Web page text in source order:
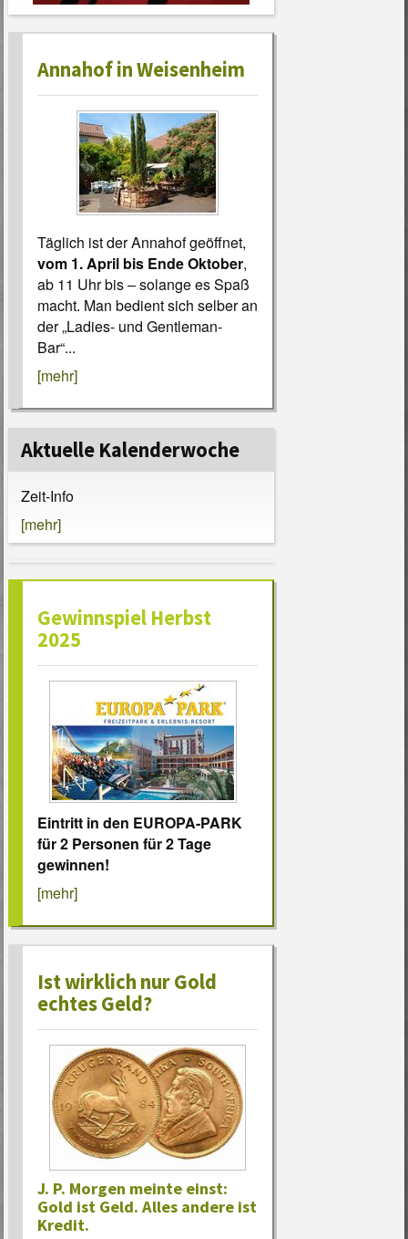
Annahof in Weisenheim
Täglich ist der Annahof geöffnet,
vom 1. April bis Ende Oktober,
ab 11 Uhr bis – solange es Spaß
macht. Man bedient sich selber an
der „Ladies- und Gentleman-
Bar“...
[mehr]
Aktuelle Kalenderwoche
Zeit-Info
[mehr]
Gewinnspiel Herbst
2025
Eintritt in den EUROPA-PARK
für 2 Personen für 2 Tage
gewinnen!
[mehr]
Ist wirklich nur Gold
echtes Geld?
J. P. Morgen meinte einst:
Gold ist Geld. Alles andere ist
Kredit.